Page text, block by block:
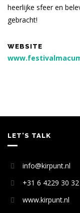
heerlijke sfeer en
gebracht!
WEBSITE
LET’S TALK
info@kirpunt.nl
+31 6 4229 30 32
www.kirpunt.nl